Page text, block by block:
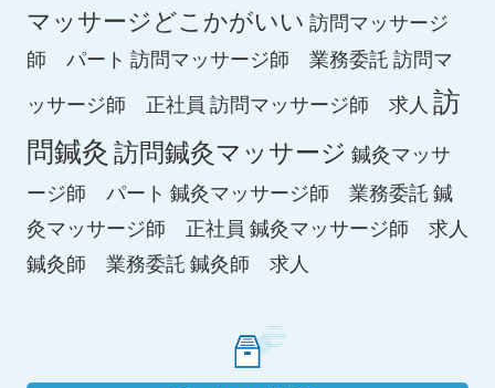
マッサージどこかがいい 訪問マッサージ
師 パート 訪問マッサージ師 業務委託 訪問マ
ッサージ師 正社員 訪問マッサージ師 求人 訪
問鍼灸 訪問鍼灸マッサージ 鍼灸マッサ
ージ師 パート 鍼灸マッサージ師 業務委託 鍼
灸マッサージ師 正社員 鍼灸マッサージ師 求人
鍼灸師 業務委託 鍼灸師 求人